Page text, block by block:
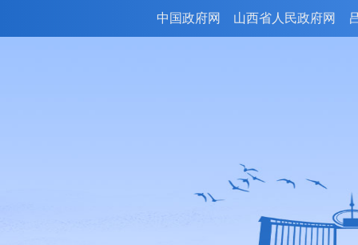
中国政府网 山西省人民政府网